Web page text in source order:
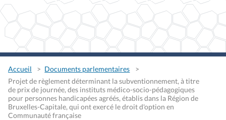
Accueil
Documents parlementaires
Projet de règlement déterminant la subventionnement, à titre
de prix de journée, des instituts médico-socio-pédagogiques
pour personnes handicapées agréés, établis dans la Région de
Bruxelles-Capitale, qui ont exercé le droit d'option en
Communauté française